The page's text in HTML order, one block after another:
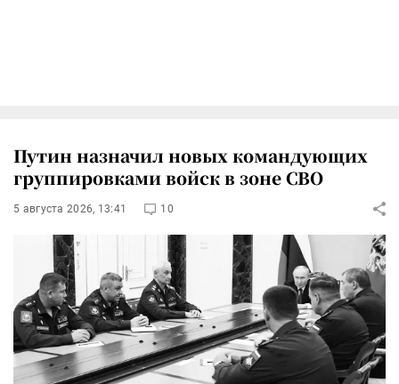
Путин назначил новых командующих
группировками войск в зоне СВО
5 августа 2026, 13:41 10